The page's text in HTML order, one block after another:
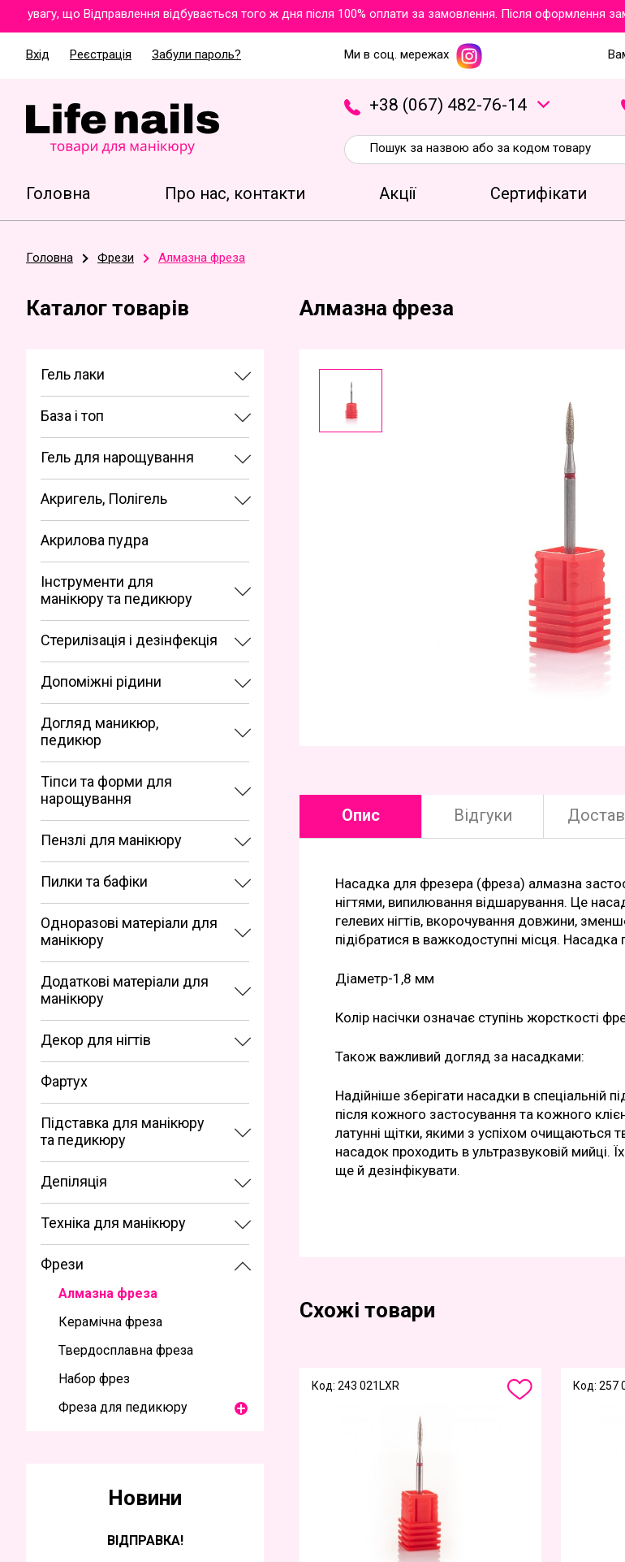
що Відправлення відбувається того ж дня після 100% оплати за замовлення. Після оформлення
Вхід Реєстрація Забули пароль? Ми в соц. мережах
+38 (067) 482-76-1 4
Головна Про нас, контакти Акції Сертифікати
Головна Фрези Алмазна фреза
Каталог товарів
Гель лаки
База і топ
Гель для нарощування
Акригель, Полігель
Акрилова пудра
Інструменти для
манікюру та педикюру
Стерилізація і дезінфекція
Допоміжні рідини
Догляд маникюр,
педикюр
Тіпси та форми для
нарощування
Пензлі для манікюру
Пилки та бафіки
Одноразові матеріали для
манікюру
Додаткові матеріали для
манікюру
Декор для нігтів
Фартух
Підставка для манікюру
та педикюру
Депіляція
Техніка для манікюру
Фрези
Алмазна фреза
Керамічна фреза
Твердосплавна фреза
Набор фрез
Фреза для педикюру
Новини
ВІДПРАВКА!
Алмазна фреза
Опис Відгуки
Насадка для фрезера (фреза) алмазна
нігтями, випилювання відшарування. Це
гелевих нігтів, вкорочування довжини,
підібратися в важкодоступні місця. Насадка
Діаметр-1,8 мм
Колір насічки означає ступінь жорсткості
Також важливий догляд за насадками:
Надійніше зберігати насадки в спеціальній
після кожного застосування та кожного
латунні щітки, якими з успіхом
насадок проходить в ультразвуковій мийці.
ще й дезінфікувати.
Схожі товари
Код: 243 021LXR Код: 257